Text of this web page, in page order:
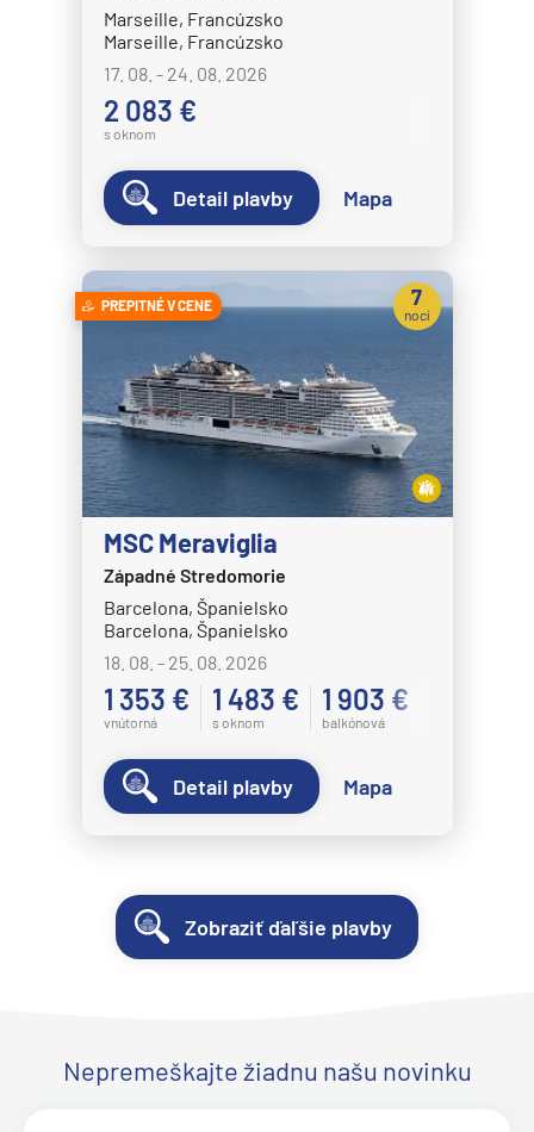
Marseille, Francúzsko
Marseille, Francúzsko
17. 08. - 24. 08. 2026
2 083 €
s oknom
Detail plavby Mapa
PREPITNÉ V CENE
MSC Meraviglia
Západné Stredomorie
Barcelona, Španielsko
Barcelona, Španielsko
18. 08. - 25. 08. 2026
1 353 €
vnútorná
1 483 €
s oknom
1 903 €
balkónová
7
nocí
Detail plavby Mapa
Zobraziť ďaľšie plavby
Nepremeškajte žiadnu našu novinku